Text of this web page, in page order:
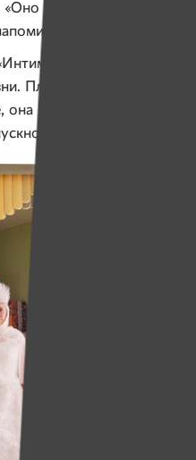
мне дорого как
и важность
Платье, возможно,
может сделать